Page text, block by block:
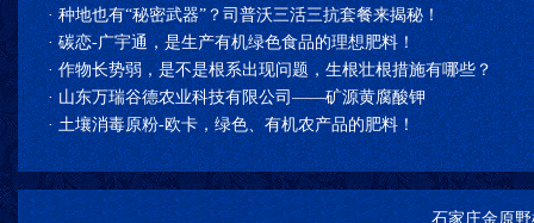
·种地也有“秘密武器”？司普沃三活三抗套餐来揭秘！
·碳恋-广宇通，是生产有机绿色食品的理想肥料！
·作物长势弱，是不是根系出现问题，生根壮根措施有哪些？
·山东万瑞谷德农业科技有限公司——矿源黄腐酸钾
·土壤消毒原粉-欧卡，绿色、有机农产品的肥料！
石家庄金原